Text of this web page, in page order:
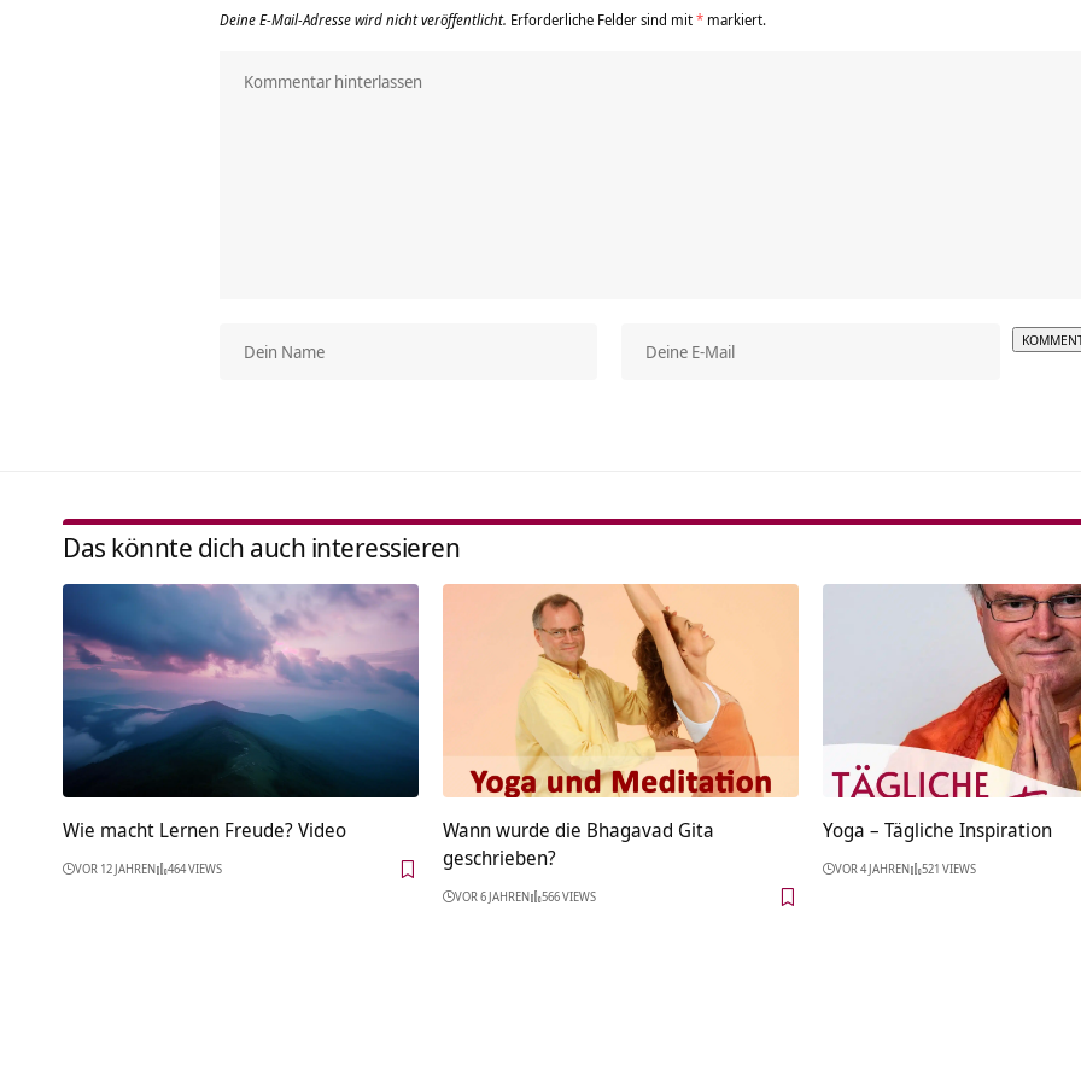
Deine E-Mail-Adresse wird nicht veröffentlicht. Erforderliche Felder sind mit* markiert.
Das könnte dich auch interessieren
Wie macht Lernen Freude? Video
VOR 12 JAHREN 464 VIEWS
Wann wurde die Bhagavad Gita
geschrieben?
VOR 6 JAHREN 566 VIEWS
Yoga – Tägliche Inspiration
VOR 4 JAHREN 521 VIEWS